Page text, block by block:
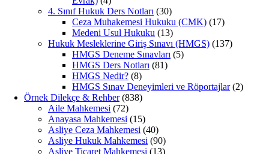
4. Sınıf Hukuk Ders Notları (30)
Ceza Muhakemesi Hukuku (CMK) (17)
Medeni Usul Hukuku (13)
Hukuk Mesleklerine Giriş Sınavı (HMGS) (137)
HMGS Deneme Sınavları (5)
HMGS Ders Notları (81)
HMGS Nedir? (8)
HMGS Sınav Deneyimleri ve Röportajlar(2)
Örnek Dilekçe & Rehber(838)
Aile Mahkemesi (72)
Anayasa Mahkemesi (15)
Asliye Ceza Mahkemesi (40)
Asliye Hukuk Mahkemesi (90)
Asliye Ticaret Mahkemesi (13)